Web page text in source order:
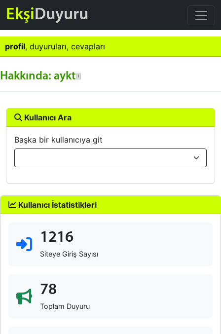
EkşiDuyuru
profil, duyuruları, cevapları
Hakkında: aykt
Kullanıcı Ara
Başka bir kullanıcıya git
Kullanıcı İstatistikleri
1216
Siteye Giriş Sayısı
78
Toplam Duyuru